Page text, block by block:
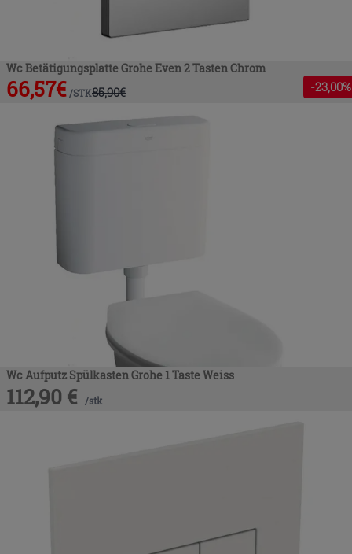
Wc Betätigungsplatte Grohe Even 2 Tasten Chrom
66,57€ /STK85,90€ -23,00%
Wc Aufputz Spülkasten Grohe 1 Taste Weiss
112,90 € /stk